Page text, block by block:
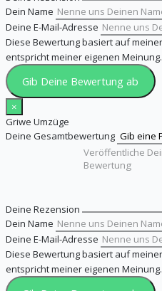
Dein Name
Deine E-Mail-Adresse
Diese Bewertung basiert auf
entspricht meiner eigenen Meinung.
Gib Deine Bewertung ab
×
Griwe Umzüge
Deine Gesamtbewertung
Deine Rezension
Dein Name
Deine E-Mail-Adresse
Diese Bewertung basiert auf
entspricht meiner eigenen Meinung.